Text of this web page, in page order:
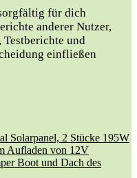
für dich
​anderer⁤ Nutzer,
und​
einfließen